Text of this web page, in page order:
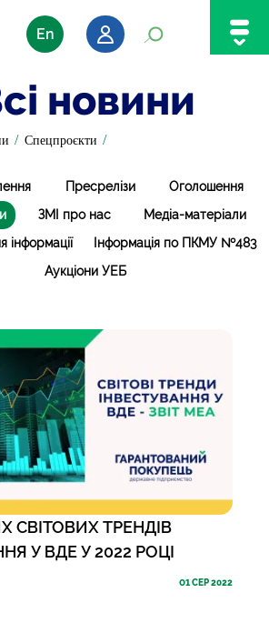
En
новини
/ Спецпроєкти /
Пресрелізи
Оголошення
ЗМІ про нас
Медіа-матеріали
Інформація по ПКМУ №483
Аукціони УЕБ
01СЕР 2022
СВІТОВИХ ТРЕНДІВ
У ВДЕ У 2022 РОЦІ